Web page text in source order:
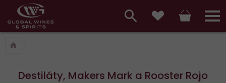
Hlavní
menu,
košík,
vyhledávání,
Destiláty, Makers Mark a Rooster Rojo